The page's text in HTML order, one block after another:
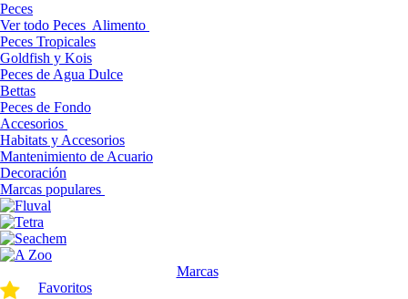
Peces
Ver todo Peces Alimento
Peces Tropicales
Goldfish y Kois
Peces de Agua Dulce
Bettas
Peces de Fondo
Accesorios
Habitats y Accesorios
Mantenimiento de Acuario
Decoración
Marcas populares
Marcas
Favoritos